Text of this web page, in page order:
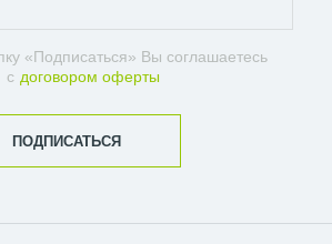
«Подписаться» Вы соглашаетесь
с договором оферты
ПОДПИСАТЬСЯ